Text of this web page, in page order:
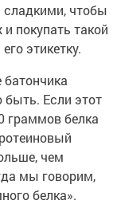
сладкими, чтобы
покупать такой
этикетку.
батончика
Если этот
граммов белка
чем
мы говорим,
белка».